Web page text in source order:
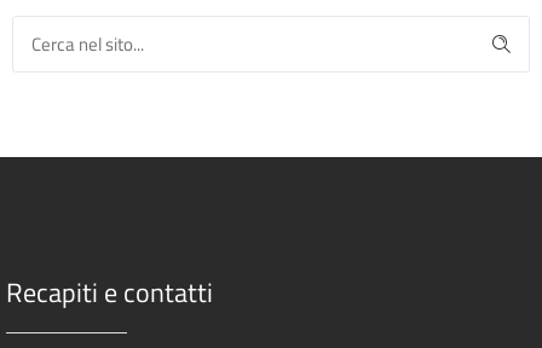
Recapiti e contatti